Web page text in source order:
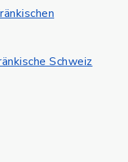
Schweiz